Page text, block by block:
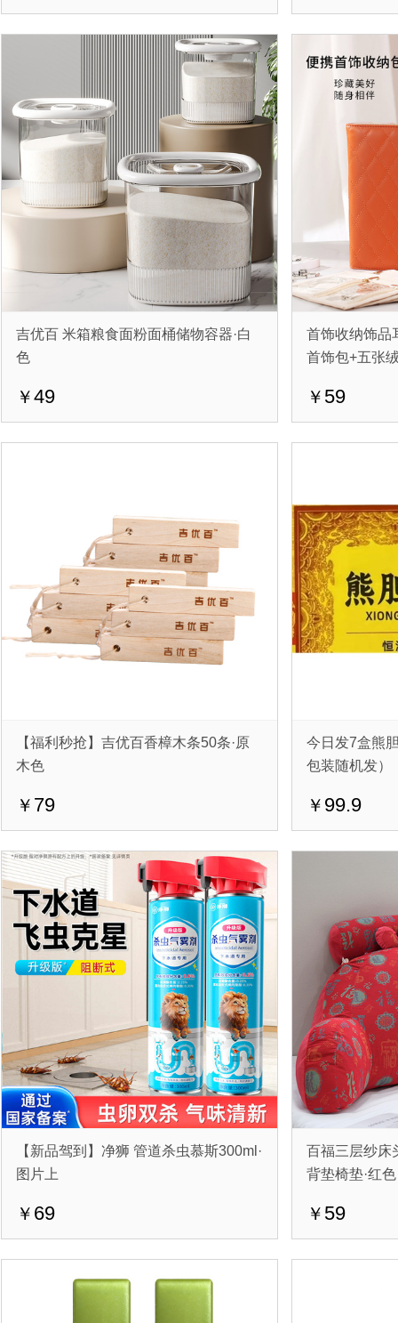
吉优百 米箱粮食面粉面桶储物容器·白
色
￥49
首饰收纳饰品
首饰包+五张
￥ 59
【福利秒抢】吉优百香樟木条50条·原
木色
￥ 79
今日发7盒熊
包装随机发）
￥ 99.9
【新品驾到】净狮 管道杀虫慕斯300ml·
图片上
￥ 69
百福三层纱床
背垫椅垫·红色
￥ 59